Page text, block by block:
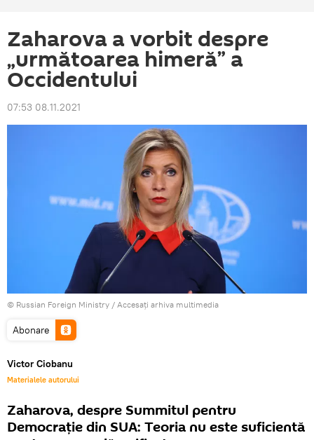
Zaharova a vorbit despre
„următoarea himeră” a
Occidentului
07:53 08.11.2021
© Russian Foreign Ministry / Accesați arhiva multimedia
Abonare
Victor Ciobanu
Materialele autorului
Zaharova, despre Summitul pentru
Democrație din SUA: Teoria nu este suficientă